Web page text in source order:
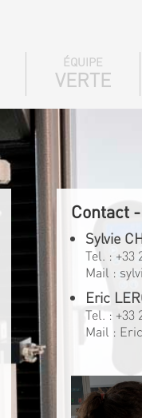
ÉQUIPE
VERTE
Contact
Sylvie
Tel. : +33
Mail :
Eric
Tel. : +33
Mail :